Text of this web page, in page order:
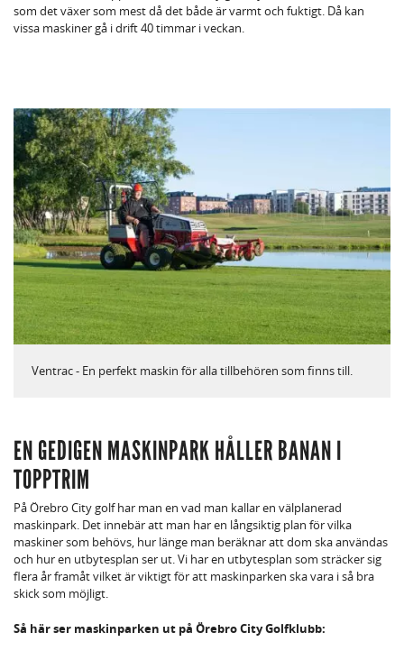
som det växer som mest då det både är varmt och fuktigt. Då kan
vissa maskiner gå i drift 40 timmar i veckan.
Ventrac - En perfekt maskin för alla tillbehören som finns till.
EN GEDIGEN MASKINPARK HÅLLER BANAN I
TOPPTRIM
På Örebro City golf har man en vad man kallar en välplanerad
maskinpark. Det innebär att man har en långsiktig plan för vilka
maskiner som behövs, hur länge man beräknar att dom ska användas
och hur en utbytesplan ser ut. Vi har en utbytesplan som sträcker sig
flera år framåt vilket är viktigt för att maskinparken ska vara i så bra
skick som möjligt.
Så här ser maskinparken ut på Örebro City Golfklubb: